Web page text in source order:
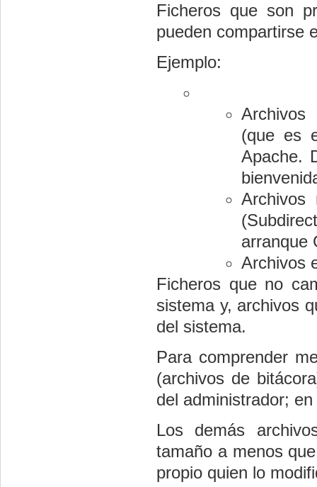
Ficheros que son
pueden compartirse
Ejemplo:
Archivos
(que es
Apache.
Archivos
arranque
Archivos
Ficheros que no
sistema y, archivos
del sistema.
Para comprender
(archivos de
del administrador;
Los demás
tamaño a menos
propio quien lo